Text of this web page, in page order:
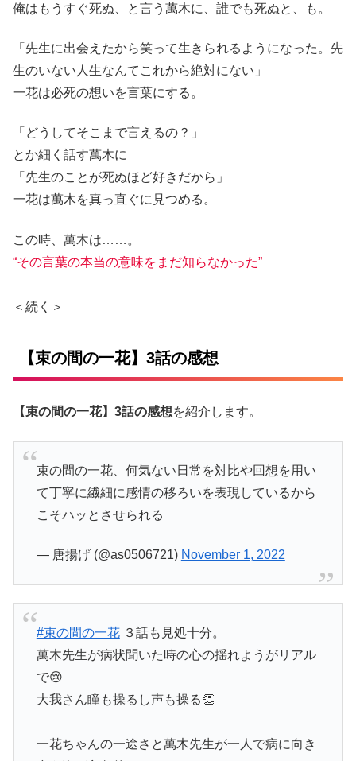
俺はもうすぐ死ぬ、と言う萬木に、誰でも死ぬと、も。
「先生に出会えたから笑って生きられるようになった。先
生のいない人生なんてこれから絶対にない」
一花は必死の想いを言葉にする。
「どうしてそこまで言えるの？」
とか細く話す萬木に
「先生のことが死ぬほど好きだから」
一花は萬木を真っ直ぐに見つめる。
この時、萬木は……。
“その言葉の本当の意味をまだ知らなかった”
＜続く＞
【束の間の一花】3話の感想
【束の間の一花】3話の感想を紹介します。
束の間の一花、何気ない日常を対比や回想を用い
て丁寧に繊細に感情の移ろいを表現しているから
こそハッとさせられる
— 唐揚げ (@as0506721) November 1, 2022
#束の間の一花３話も見処十分。
萬木先生が病状聞いた時の心の揺れようがリアル
で😢
大我さん瞳も操るし声も操る👏
一花ちゃんの一途さと萬木先生が一人で病に向き